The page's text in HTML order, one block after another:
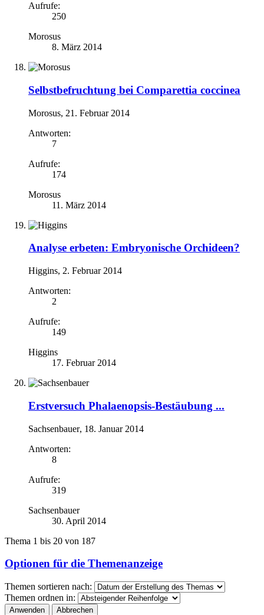
Aufrufe:
250
Morosus
8. März 2014
Selbstbefruchtung bei Comparettia coccinea
Morosus, 21. Februar 2014
Antworten:
7
Aufrufe:
174
Morosus
11. März 2014
Analyse erbeten: Embryonische Orchideen?
Higgins, 2. Februar 2014
Antworten:
2
Aufrufe:
149
Higgins
17. Februar 2014
Erstversuch Phalaenopsis-Bestäubung ...
Sachsenbauer, 18. Januar 2014
Antworten:
8
Aufrufe:
319
Sachsenbauer
30. April 2014
Thema 1 bis 20 von 187
Optionen für die Themenanzeige
Themen sortieren nach:
Themen ordnen in: